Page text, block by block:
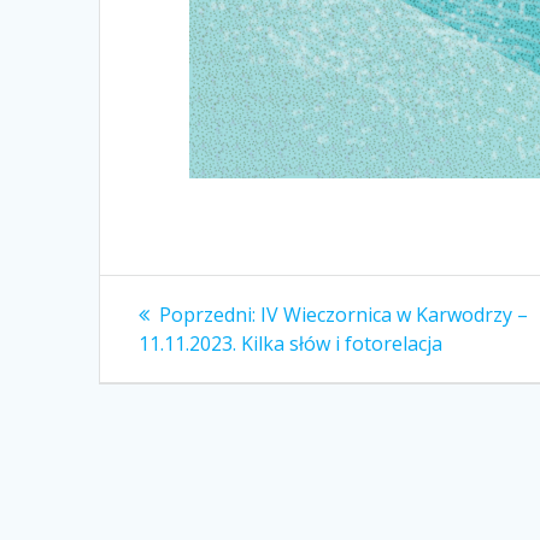
Nawigacja
wpisu
Poprzedni: Poprzedni
wpis:
IV Wieczornica w Karwodrzy –
11.11.2023. Kilka słów i fotorelacja